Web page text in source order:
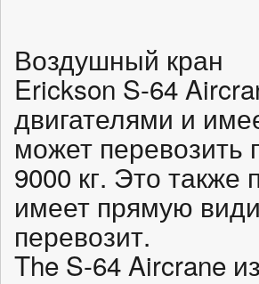
Воздушный кран
Erickson S-64
двигателями и
может перевозить
9000 кг. Это также
имеет прямую
перевозит.
The S-64 Aircrane